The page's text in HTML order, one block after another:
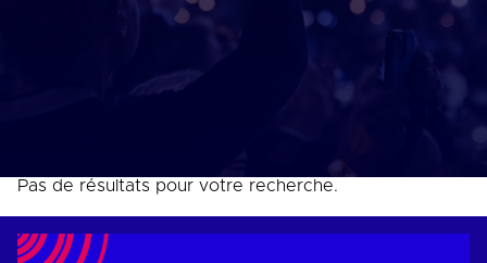
Pas de résultats pour votre recherche.